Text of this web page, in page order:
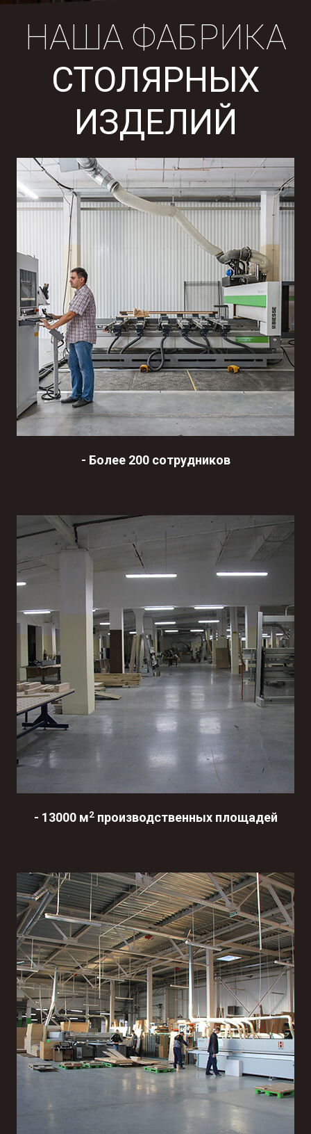
НАША ФАБРИКА
СТОЛЯРНЫХ
ИЗДЕЛИЙ
- Более 200 сотрудников
- 13000 м2производственных площадей